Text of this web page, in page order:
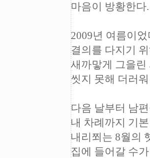
마음이 방황한
2009년 여름이
결의를 다지기
새까맣게 그을린
씻지 못해 더러
다음 날부터 남
내 차례까지 기
내리쬐는 8월의
집에 들어갈 수